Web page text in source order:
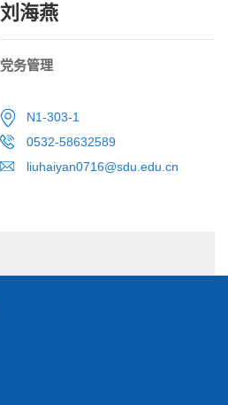
刘海燕
党务管理
N1-303-1
0532-58632589
liuhaiyan0716@sdu.edu.cn